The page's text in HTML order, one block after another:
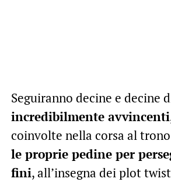
Seguiranno decine e decine
incredibilmente
coinvolte nella corsa al trono
le proprie pedine per
fini, all’insegna dei plot